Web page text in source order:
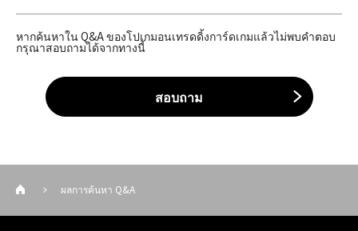
หากค้นหาใน Q&A ของโปเกมอนเทรดดิ้งการ์ดเกมแล้วไม่พบคำตอบ
กรุณาสอบถามได้จากทางนี้
สอบถาม
ผลการค้นหา Q&A